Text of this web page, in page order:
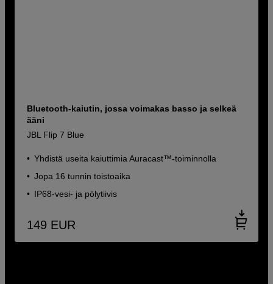
Bluetooth-kaiutin, jossa voimakas basso ja selkeä
ääni
JBL Flip 7 Blue
Yhdistä useita kaiuttimia Auracast™-toiminnolla
Jopa 16 tunnin toistoaika
IP68-vesi- ja pölytiivis
149 EUR